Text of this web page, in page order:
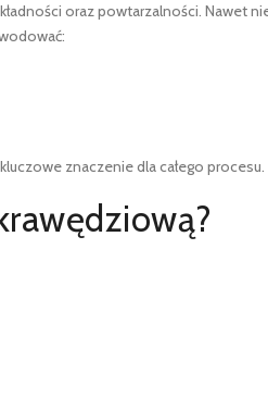
oraz powtarzalności. Nawet
znaczenie dla całego procesu.